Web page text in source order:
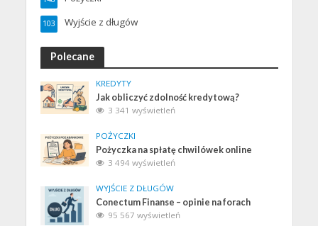
Wyjście z długów
103
Polecane
KREDYTY
Jak obliczyć zdolność kredytową?
3 341 wyświetleń
POŻYCZKI
Pożyczka na spłatę chwilówek online
3 494 wyświetleń
WYJŚCIE Z DŁUGÓW
Conectum Finanse – opinie na forach
95 567 wyświetleń